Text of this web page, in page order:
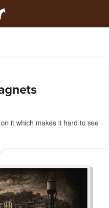
it which makes it hard to see